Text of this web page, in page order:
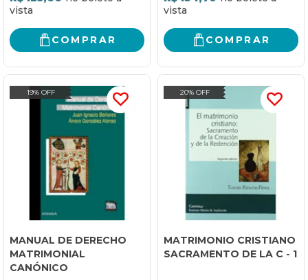
COMPRAR COMPRAR
19% OFF
MANUAL DE DERECHO
MATRIMONIAL
CANÓNICO
20% OFF
MATRIMONIO CRISTIANO
SACRAMENTO DE LA C - 1